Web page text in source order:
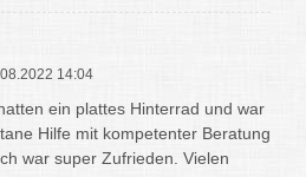
14:04
ein plattes Hinterrad und war
Hilfe mit kompetenter Beratung
war super Zufrieden. Vielen